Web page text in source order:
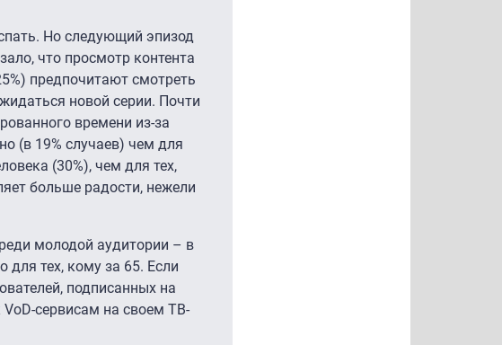
Но следующий эпизод
что просмотр контента
предпочитают смотреть
новой серии. Почти
времени из-за
(в 19% случаев) чем для
(30%), чем для тех,
больше радости, нежели
молодой аудитории – в
для тех, кому за 65. Если
подписанных на
сервисам на своем ТВ-